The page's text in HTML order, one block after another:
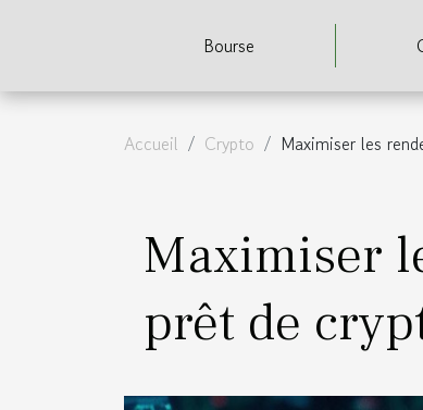
Bourse
Accueil Crypto Maximiser les
Maximiser
prêt de